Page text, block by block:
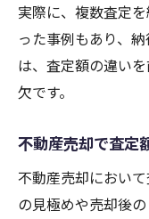
実際に、複数査定
った事例もあり、
は、査定額の違い
欠です。
不動産売却で査定
不動産売却におい
の見極めや売却後